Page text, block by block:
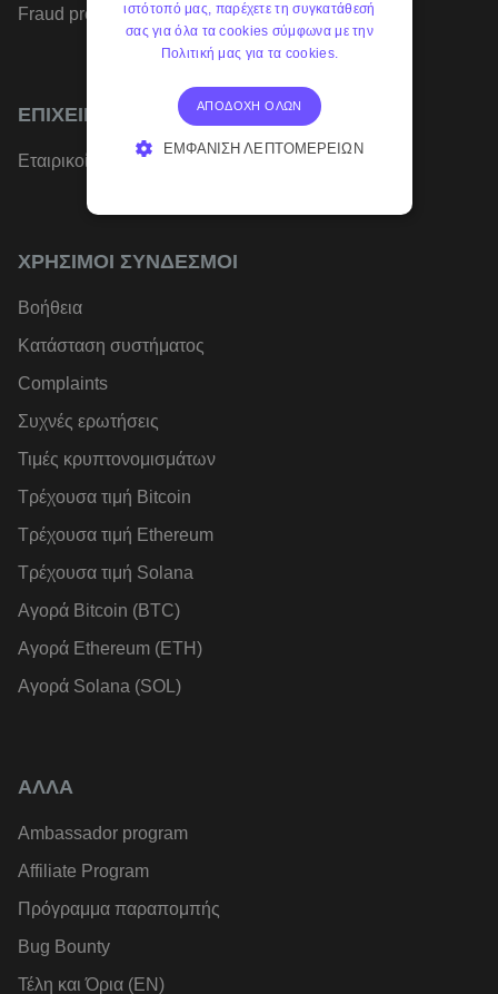
Fraud prevention
ΕΠΙΧΕΙΡΉΣΕΙΣ
Εταιρικοί λογαριασμοί
ΧΡΉΣΙΜΟΙ ΣΎΝΔΕΣΜΟΙ
Βοήθεια
Κατάσταση συστήματος
Complaints
Συχνές ερωτήσεις
Τιμές κρυπτονομισμάτων
Τρέχουσα τιμή Bitcoin
Τρέχουσα τιμή Ethereum
Τρέχουσα τιμή Solana
Αγορά Bitcoin (BTC)
Αγορά Ethereum (ETH)
Αγορά Solana (SOL)
ΑΛΛΑ
Ambassador program
Affiliate Program
Πρόγραμμα παραπομπής
Bug Bounty
Τέλη και Όρια (EN)
ιστότοπό μας, παρέχετε τη συγκατάθεσή
σας για όλα τα cookies σύμφωνα με την
Πολιτική μας για τα cookies.
ΑΠΟΔΟΧΉ ΌΛΩΝ
ΕΜΦΆΝΙΣΗ ΛΕΠΤΟΜΕΡΕΙΏΝ